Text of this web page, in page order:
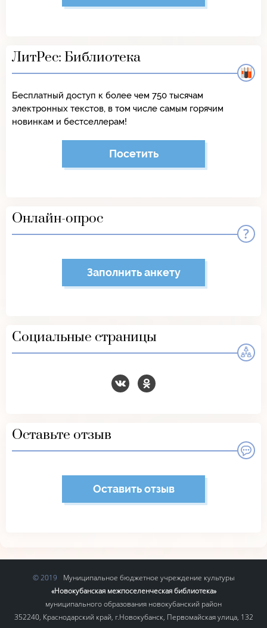
ЛитРес: Библиотека
Бесплатный доступ к более чем 750 тысячам
электронных текстов, в том числе самым горячим
новинкам и бестселлерам!
Посетить
Онлайн-опрос
Заполнить анкету
Социальные страницы
Оставьте отзыв
Оставить отзыв
Муниципальное бюджетное учреждение культуры
«Новокубанская межпоселенческая библиотека»
муниципального образования новокубанский район
352240, Краснодарский край, г.Новокубанск, Первомайская улица, 132